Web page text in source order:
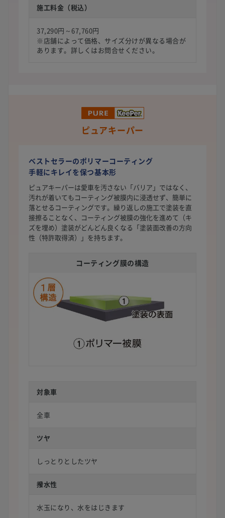
施工料金（税込）
37,290円～67,760円
※店舗によって価格、サイズ分けが異なる場合が
あります。詳しくはお問合せください。
ピュアキーパー
ベストセラーのポリマーコーティング
手軽にキレイを保つ基本形
ピュアキーパーは愛車を汚さない「バリア」ではなく、
汚れが着いてもコーティング被膜内に浸透せず、簡単に
落とせるコーティングです。繰り返しの施工で塗装を直
接擦ることなく、コーティング被膜の強化を進めて（キ
ズを埋め）塗装がどんどん良くなる「塗装面改善の方向
性（特許取得済）」を持ちます。
コーティング膜の構造
対象車
全車
ツヤ
しっとりとしたツヤ
撥水性
水玉になり、水をはじきます